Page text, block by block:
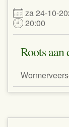
za 24-10-
20:00
Roots